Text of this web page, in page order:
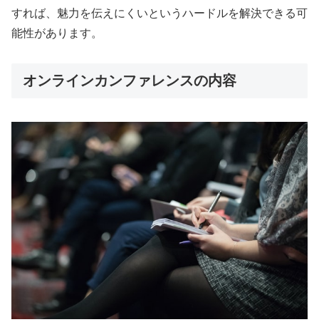
すれば、魅力を伝えにくいというハードルを解決できる可
能性があります。
オンラインカンファレンスの内容